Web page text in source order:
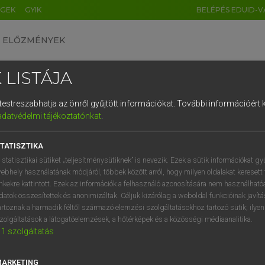
GYIK BELÉPÉS EDUID-
ELŐZMÉNYEK
egyetemes nagyszótár
VAN ELŐFIZETÉSED?
megtekintéséhez.
LISTÁJA
az önről gyűjtött információkat. További információért
tájékoztatónkat.
statisztikai sütiket „teljesítménysütiknek” is nevezik. Ezek a sütik információkat
használatának módjáról, többek között arról, hogy milyen oldalakat keresett
kattintott. Ezek az információk a felhasználó azonosítására nem
összesítettek és anonimizáltak. Céljuk kizárólag a weboldal funkcióinak
a harmadik féltől származó elemzési szolgáltatásokhoz tartozó sütik;
a látogatóelemzések, a hőtérképek és a közösségi médiaanalitika.
1 szolgáltatás
DE CN FR ES IT NL
1 2 3 4 5 6 7 8 9
q w e r t z u i
a s d f g h j k l é
í y x c v b n m , .